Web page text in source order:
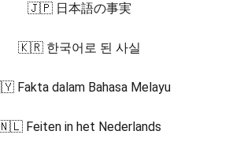
🇯🇵 日本語の事実
🇰🇷 한국어로 된 사실
Fakta dalam Bahasa Melayu
Feiten in het Nederlands